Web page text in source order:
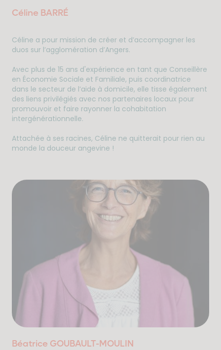
Céline BARRÉ
Céline a pour mission de créer et d’accompagner les
duos sur l’agglomération d’Angers.
Avec plus de 15 ans d'expérience en tant que Conseillère
en Économie Sociale et Familiale, puis coordinatrice
dans le secteur de l’aide à domicile, elle tisse également
des liens privilégiés avec nos partenaires locaux pour
promouvoir et faire rayonner la cohabitation
intergénérationnelle.
Attachée à ses racines, Céline ne quitterait pour rien au
monde la douceur angevine !
Béatrice GOUBAULT-MOULIN